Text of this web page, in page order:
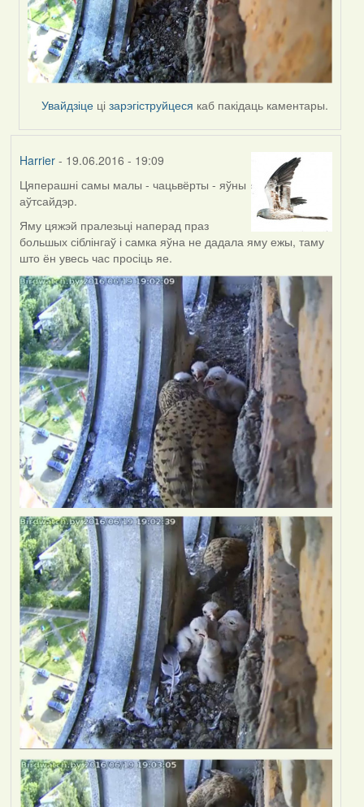
Увайдзіце цізарэгіструйцеся каб пакідаць каментары.
Harrier- 19.06.2016 - 19:09
Цяперашні самы малы - чацьвёрты - яўны
аўтсайдэр.
Яму цяжэй пралезьці наперад праз
большых сіблінгаў і самка яўна не дадала яму ежы, таму
што ён увесь час просіць яе.